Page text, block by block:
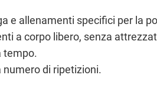
e allenamenti specifici per la
a corpo libero, senza
tempo.
numero di ripetizioni.